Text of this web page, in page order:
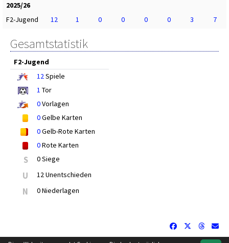
2025/26
F2-Jugend
12 1 0 0 0 0 3 7
Gesamtstatistik
F2-Jugend
12Spiele
1 Tor
0Vorlagen
0Gelbe Karten
0Gelb-Rote Karten
0Rote Karten
S 0 Siege
U 12 Unentschieden
N 0 Niederlagen